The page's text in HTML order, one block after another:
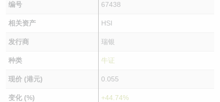
编号 67438
相关资产 HSI
发行商 瑞银
种类 牛证
现价 (港元) 0.055
变化 (%) +44.74%